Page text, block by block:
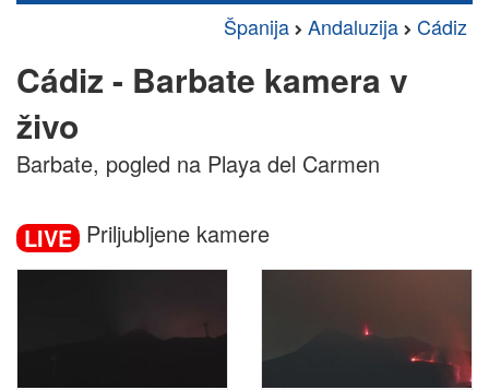
Španija Andaluzija Cádiz
Cádiz - Barbate kamera v
živo
Barbate, pogled na Playa del Carmen
LIVE Priljubljene kamere